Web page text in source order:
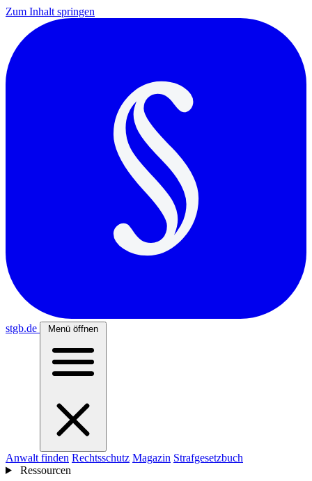
Zum Inhalt springen
stgb.de Menü öffnen
Anwalt finden Rechtsschutz Magazin Strafgesetzbuch
Ressourcen